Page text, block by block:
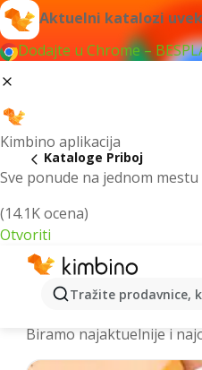
Aktuelni katalozi
Dodajte u Chrome –
Kimbino aplikacija
Sve ponude na jednom mestu
(14.1K ocena)
Otvoriti
Tražite prodavnice,
Kataloge Priboj
Izdvojili smo za
Biramo najaktuelnije i